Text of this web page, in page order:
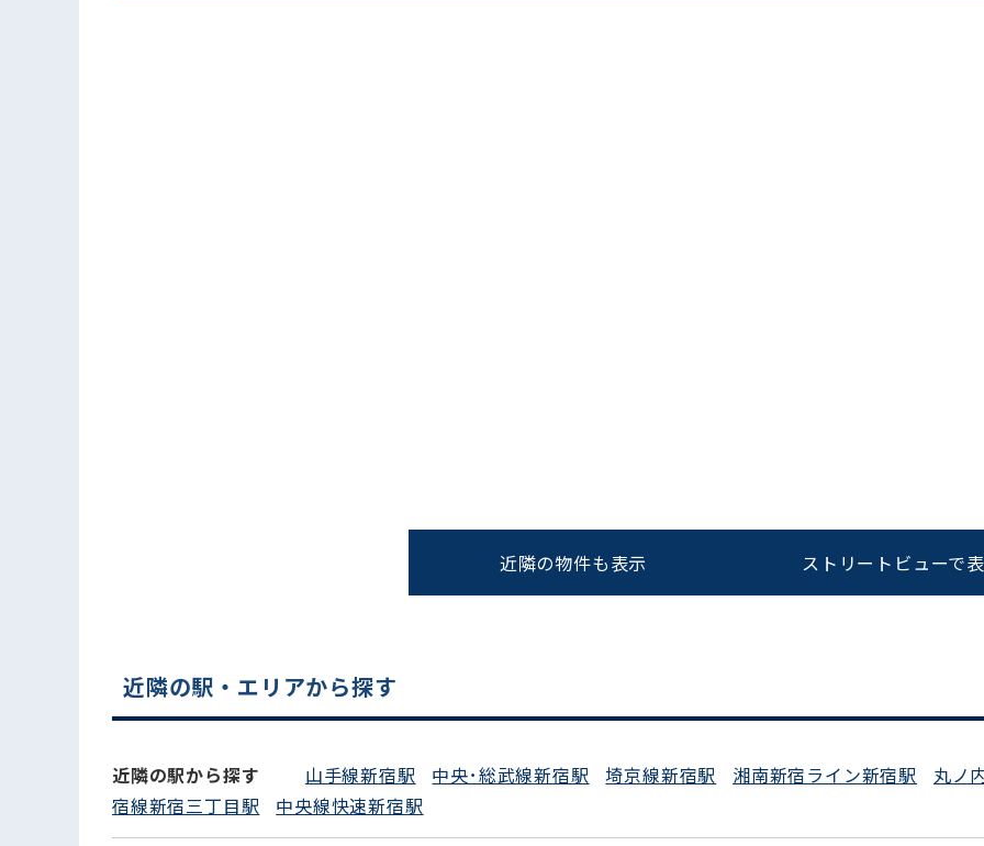
0120-620-213
平日 9:00〜18:00
電話でお問い合わせ
近隣の物件も表示 ストリートビューで
近隣の駅・エリアから探す
近隣の駅から探す 山手線新宿駅 中央･総武線新宿駅 埼京線新宿駅 湘南新宿ライン新宿駅
丸ノ
宿線新宿三丁目駅
中央線快速新宿駅